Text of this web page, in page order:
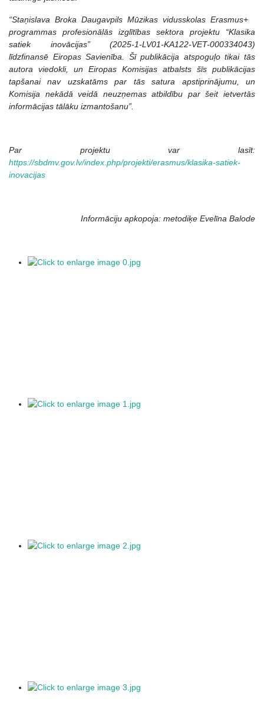
“Staņislava Broka Daugavpils Mūzikas vidusskolas Erasmus+
programmas profesionālās izglītības sektora projektu “Klasika
satiek inovācijas” (2025-1-LV01-KA122-VET-000334043)
līdzfinansē Eiropas Savienība. Šī publikācija atspoguļo tikai tās
autora viedokli, un Eiropas Komisijas atbalsts šīs publikācijas
tapšanai nav uzskatāms par tās satura apstiprinājumu, un
Komisija nekādā veidā neuzņemas atbildību par šeit ietvertās
informācijas tālāku izmantošanu”.
Par projektu var lasīt:
https://sbdmv.gov.lv/index.php/projekti/erasmus/klasika-satiek-
inovacijas
Informāciju apkopoja: metodiķe Evelīna Balode